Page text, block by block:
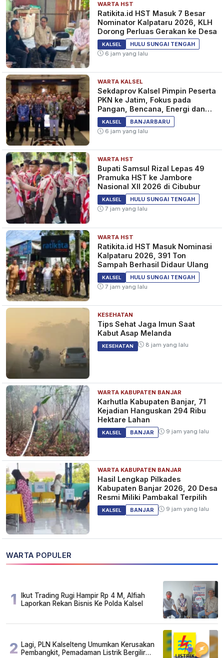
WARTA HST
Ratikita.id HST Masuk 7 Besar
Nominator Kalpataru 2026, KLH
Dorong Perluas Gerakan ke Desa
KALSEL
HULU SUNGAI TENGAH
6 jam yang lalu
WARTA KALSEL
Sekdaprov Kalsel Pimpin Peserta
PKN ke Jatim, Fokus pada
Pangan, Bencana, Energi dan
Ekonomi
KALSEL
BANJARBARU
6 jam yang lalu
WARTA HST
Bupati Samsul Rizal Lepas 49
Pramuka HST ke Jambore
Nasional XII 2026 di Cibubur
KALSEL
HULU SUNGAI TENGAH
7 jam yang lalu
WARTA HST
Ratikita.id HST Masuk Nominasi
Kalpataru 2026, 391 Ton
Sampah Berhasil Didaur Ulang
KALSEL
HULU SUNGAI TENGAH
7 jam yang lalu
KESEHATAN
Tips Sehat Jaga Imun Saat
Kabut Asap Melanda
KESEHATAN 8 jam yang lalu
WARTA KABUPATEN BANJAR
Karhutla Kabupaten Banjar, 71
Kejadian Hanguskan 294 Ribu
Hektare Lahan
KALSEL BANJAR 9 jam yang lalu
WARTA KABUPATEN BANJAR
Hasil Lengkap Pilkades
Kabupaten Banjar 2026, 20 Desa
Resmi Miliki Pambakal Terpilih
KALSEL BANJAR 9 jam yang lalu
WARTA POPULER
1
Ikut Trading Rugi Hampir Rp 4 M, Alfiah
Laporkan Rekan Bisnis Ke Polda Kalsel
2 Lagi, PLN Kalselteng Umumkan Kerusakan
Pembangkit, Pemadaman Listrik Bergilir